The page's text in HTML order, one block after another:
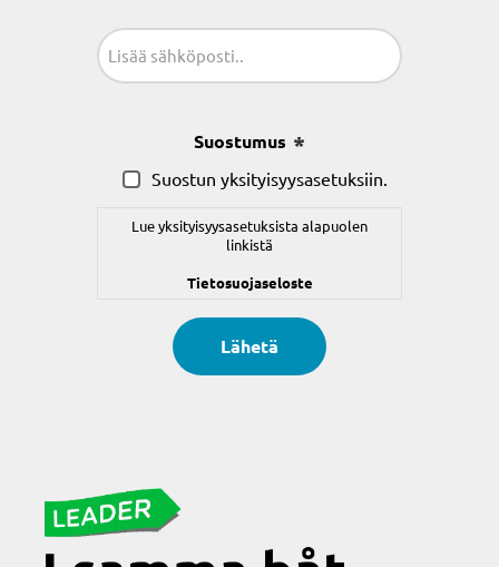
Sähköposti
Suostumus
Suostun yksityisyysasetuksiin.
Lue yksityisyysasetuksista alapuolen
linkistä
Tietosuojaseloste